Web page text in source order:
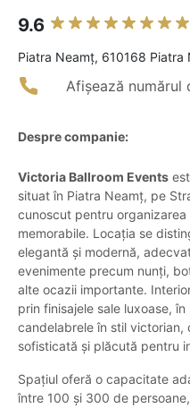
9.6
Piatra Neamţ, 610168 Piatra
Afișează numărul
Despre companie:
Victoria Ballroom Events
situat în Piatra Neamț, pe
cunoscut pentru organizarea
memorabile. Locația se
elegantă și modernă,
evenimente precum nunți,
alte ocazii importante.
prin finisajele sale luxoase,
candelabrele în stil victorian,
sofisticată și plăcută pentru
Spațiul oferă o capacitate
între 100 și 300 de